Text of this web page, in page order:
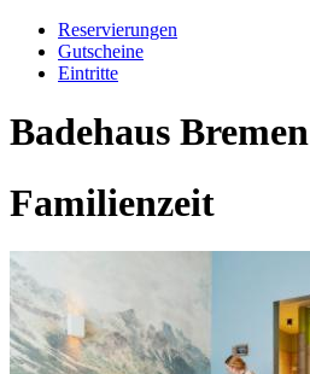
Reservierungen
Gutscheine
Eintritte
Badehaus Bremen
Familienzeit